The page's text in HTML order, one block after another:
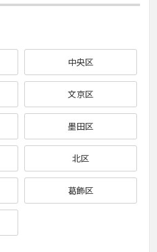
中央区
文京区
墨田区
北区
葛飾区